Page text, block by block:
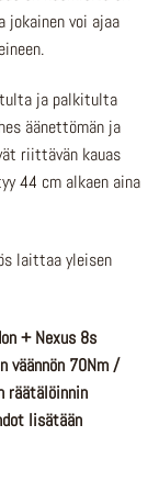
jokainen voi ajaa
ja palkitulta
äänettömän ja
riittävän kauas
44 cm alkaen aina
laittaa yleisen
+ Nexus 8s
väännön 70Nm /
räätälöinnin
lisätään